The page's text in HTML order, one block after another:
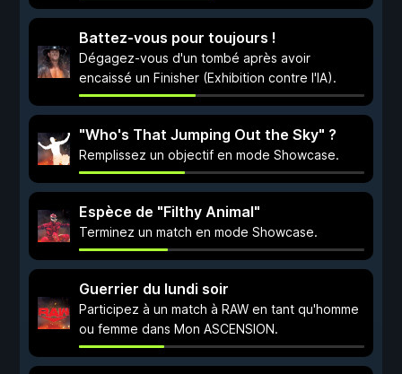
Battez-vous pour toujours !
Dégagez-vous d'un tombé après avoir
encaissé un Finisher (Exhibition contre l'IA).
"Who's That Jumping Out the Sky" ?
Remplissez un objectif en mode Showcase.
Espèce de "Filthy Animal"
Terminez un match en mode Showcase.
Guerrier du lundi soir
Participez à un match à RAW en tant qu'homme
ou femme dans Mon ASCENSION.